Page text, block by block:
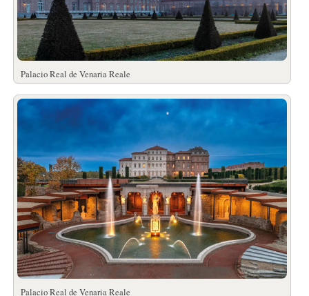
Palacio Real de Venaria Reale
Palacio Real de Venaria Reale